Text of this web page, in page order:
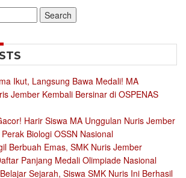
Ikut, Langsung Bawa Medali! MA
Jember Kembali Bersinar di OSPENAS
Harir Siswa MA Unggulan Nuris Jember
Biologi OSSN Nasional
Berbuah Emas, SMK Nuris Jember
Panjang Medali Olimpiade Nasional
Sejarah, Siswa SMK Nuris Ini Berhasil